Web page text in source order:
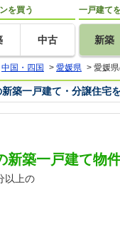
を買う
中古
一戸建て
新築
中国・四国 > 愛媛県 > 愛媛
築一戸建て・分譲住宅
新築一戸建て物
以上の